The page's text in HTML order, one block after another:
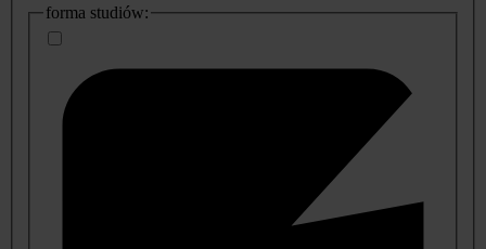
dodatkowe
informacje
forma studiów: